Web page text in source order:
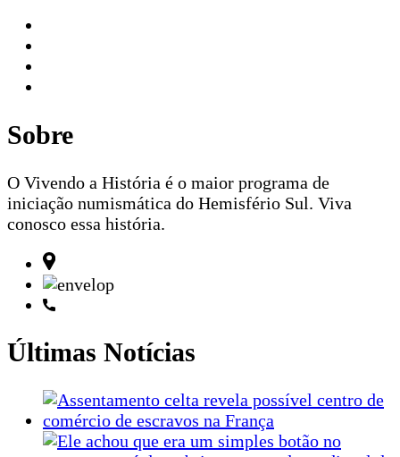
Sobre
O Vivendo a História é o maior programa de
iniciação numismática do Hemisfério Sul. Viva
conosco essa história.
Últimas Notícias